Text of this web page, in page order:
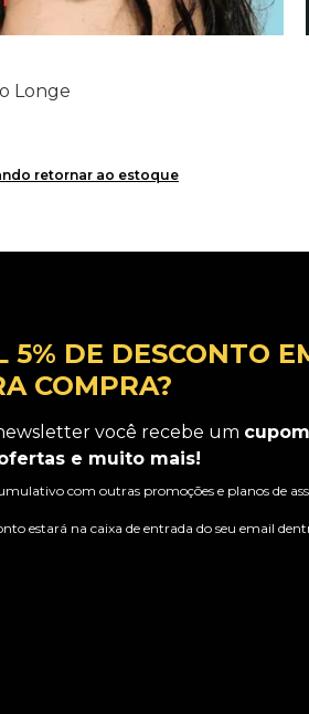
Longe
retornar ao estoque
5% DE DESCONTO
COMPRA?
você recebe um
e muito mais!
com outras promoções e planos de
estará na caixa de entrada do seu email